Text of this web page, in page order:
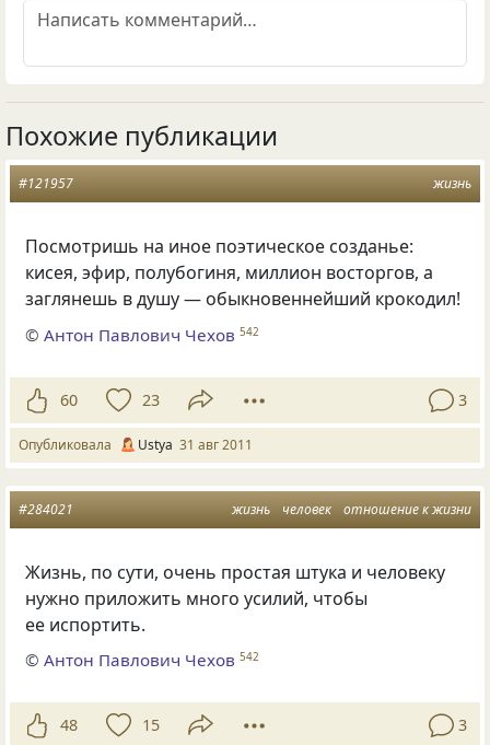
Похожие публикации
жизнь
#121957
Посмотришь на иное поэтическое созданье:
кисея, эфир, полубогиня, миллион восторгов, а
заглянешь в душу — обыкновеннейший крокодил!
©Антон Павлович Чехов 542
60 23 3
Опубликовала Ustya 31 авг 2011
жизнь человек отношение к жизни
#284021
Жизнь, по сути, очень простая штука и человеку
нужно приложить много усилий, чтобы
ее испортить.
©Антон Павлович Чехов 542
48 15 3